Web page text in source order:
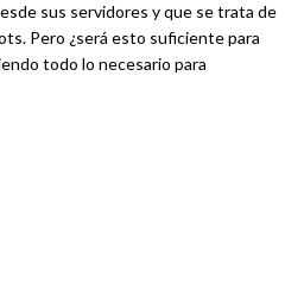
sus servidores y que se trata de
Pero ¿será esto suficiente para
todo lo necesario para